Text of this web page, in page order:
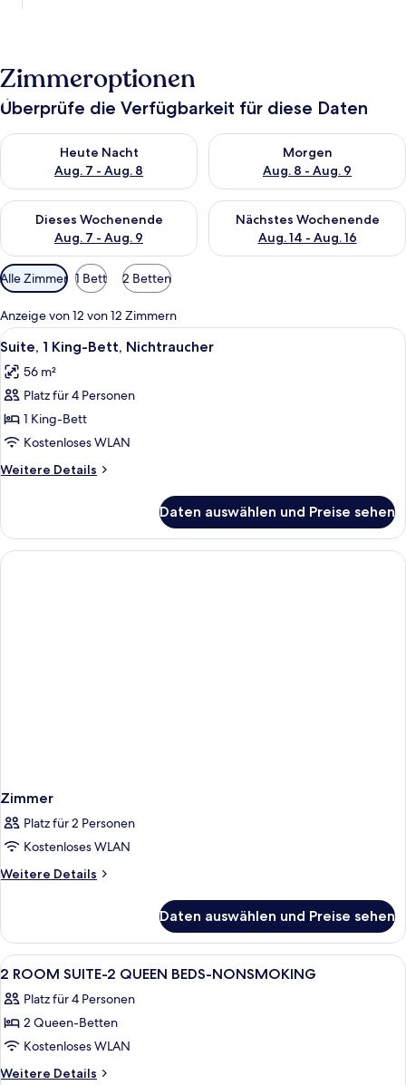
Zimmeroptionen
Überprüfe die Verfügbarkeit für diese Daten
Heute Nacht
Aug. 7 - Aug. 8
Überprüfe die Verfügbarkeit für heute Nacht, Aug. 7 - Aug. 8.
Morgen
Aug. 8 - Aug. 9
Überprüfe die Verfügbarkeit
Dieses Wochenende
Aug. 7 - Aug. 9
Überprüfe die Verfügbarkeit für dieses Wochenende, Aug. 7
Nächstes Wochenende
Aug. 14 - Aug. 16
Überprüfe die Verfügbarkeit
Verfügbare
Filter
für
Zimmer
Alle Zimmer 1 Bett 2 Betten
Anzeige von 12 von 12 Zimmern
Alle
Fotos
für
Suite,
1 King-
Bett,
Nichtraucher
anzeigen
Ein Hotelzimmer mit einem
6
Suite, 1 King-Bett, Nichtraucher
56 m²
Platz für 4 Personen
1 King-Bett
Kostenloses WLAN
Weitere Details
Weitere
1 King-
Bett,
Nichtraucher
Daten auswählen und Preise sehen
Zimmer
Platz für 2 Personen
Kostenloses WLAN
Weitere Details
Weitere
Daten auswählen und Preise sehen
Alle
Fotos
für
2
ROOM
SUITE-
Ein Hotelzimmer mit zwei Betten,
14
2 ROOM SUITE-2 QUEEN BEDS-NONSMOKING
Platz für 4 Personen
2 Queen-Betten
Kostenloses WLAN
Weitere Details
Weitere